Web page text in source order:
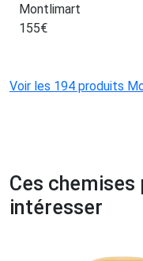
Montlimart
155€
Voir les 194 produits
Ces chemises
intéresser